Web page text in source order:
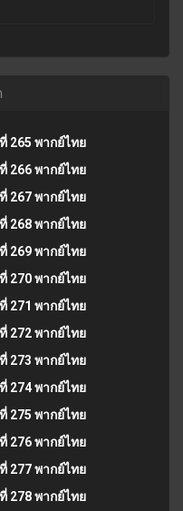
265 พากย์ไทย
266 พากย์ไทย
267 พากย์ไทย
268 พากย์ไทย
269 พากย์ไทย
270 พากย์ไทย
271 พากย์ไทย
272 พากย์ไทย
273 พากย์ไทย
274 พากย์ไทย
275 พากย์ไทย
276 พากย์ไทย
277 พากย์ไทย
278 พากย์ไทย